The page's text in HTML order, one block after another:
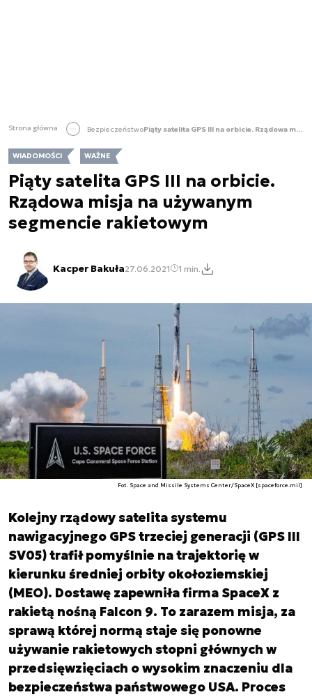
Strona główna Bezpieczeństwo Piąty satelita GPS III na orbicie. Rządowa misja na używanym segmencie rakietowym
WIADOMOŚCI WAŻNE
Piąty satelita GPS III na orbicie.
Rządowa misja na używanym
segmencie rakietowym
Kacper Bakuła27.06.2021 1 min.
Fot. Space and Missile Systems Center/SpaceX [spaceforce.mil]
Kolejny rządowy satelita systemu
nawigacyjnego GPS trzeciej generacji (GPS III
SV05) trafił pomyślnie na trajektorię w
kierunku średniej orbity okołoziemskiej
(MEO). Dostawę zapewniła firma SpaceX z
rakietą nośną Falcon 9. To zarazem misja, za
sprawą której normą staje się ponowne
używanie rakietowych stopni głównych w
przedsięwzięciach o wysokim znaczeniu dla
bezpieczeństwa państwowego USA. Proces